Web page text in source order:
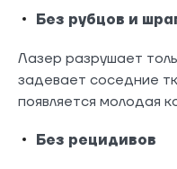
Без рубцов и
Лазер разрушает
задевает соседние
появляется молодая
Без рецидивов